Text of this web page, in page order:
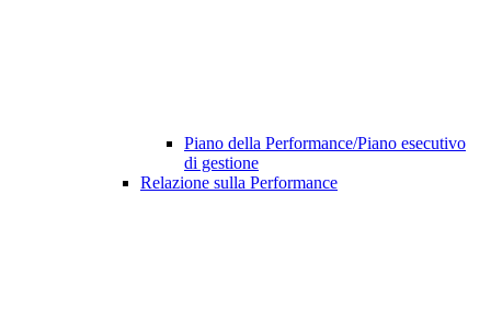
Piano della Performance/Piano esecutivo
di gestione
Relazione sulla Performance